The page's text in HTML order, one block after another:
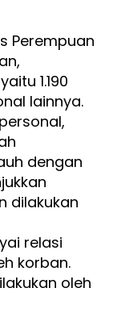
Perempuan
1.190
lainnya.
dengan
dilakukan
relasi
korban.
oleh